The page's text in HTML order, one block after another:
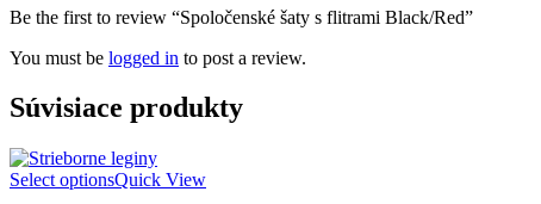
Be the first to review “Spoločenské šaty s flitrami Black/Red”
You must be logged in to post a review.
Súvisiace produkty
Select optionsQuick View